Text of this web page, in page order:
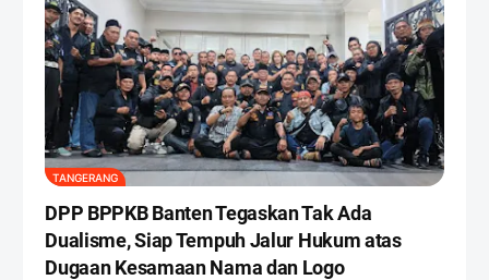
TANGERANG
DPP BPPKB Banten Tegaskan Tak Ada
Dualisme, Siap Tempuh Jalur Hukum atas
Dugaan Kesamaan Nama dan Logo